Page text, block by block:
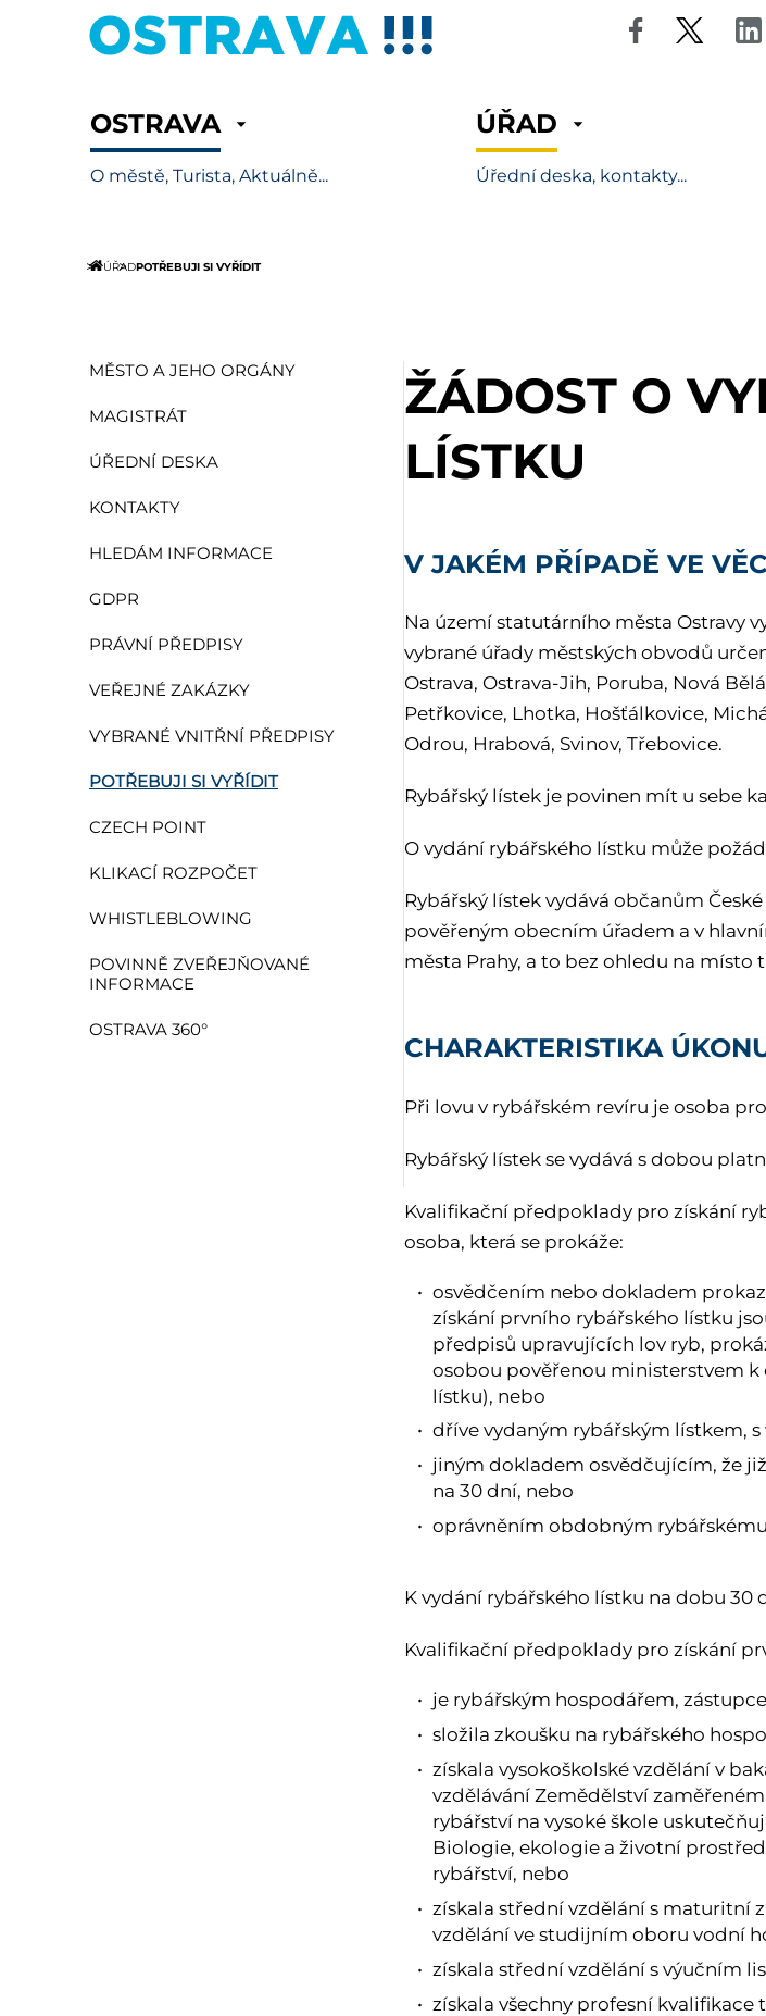
OSTRAVA
O městě, Turista, Aktuálně...
ÚŘAD
Úřední deska, kontakty...
ÚŘADPOTŘEBUJI SI VYŘÍDIT
MĚSTO A JEHO ORGÁNY
MAGISTRÁT
ÚŘEDNÍ DESKA
KONTAKTY
HLEDÁM INFORMACE
GDPR
PRÁVNÍ PŘEDPISY
VEŘEJNÉ ZAKÁZKY
VYBRANÉ VNITŘNÍ PŘEDPISY
POTŘEBUJI SI VYŘÍDIT
CZECH POINT
KLIKACÍ ROZPOČET
WHISTLEBLOWING
POVINNĚ ZVEŘEJŇOVANÉ
INFORMACE
OSTRAVA 360°
ŽÁDOST O
LÍSTKU
V JAKÉM PŘÍPADĚ VE
Na území statutárního města Ostravy
vybrané úřady městských obvodů
Ostrava, Ostrava-Jih, Poruba, Nová
Petřkovice, Lhotka, Hošťálkovice,
Odrou, Hrabová, Svinov, Třebovice.
Rybářský lístek je povinen mít u sebe
O vydání rybářského lístku může
Rybářský lístek vydává občanům
pověřeným obecním úřadem a v
města Prahy, a to bez ohledu na místo
CHARAKTERISTIKA
Při lovu v rybářském revíru je osoba
Rybářský lístek se vydává s dobou
Kvalifikační předpoklady pro získání
osoba, která se prokáže:
osvědčením nebo dokladem
získání prvního rybářského lístku
předpisů upravujících lov ryb,
osobou pověřenou ministerstvem
lístku), nebo
dříve vydaným rybářským lístkem,
jiným dokladem osvědčujícím, že
na 30 dní, nebo
oprávněním obdobným
K vydání rybářského lístku na dobu
Kvalifikační předpoklady pro získání
je rybářským hospodářem,
složila zkoušku na rybářského
získala vysokoškolské vzdělání v
vzdělávání Zemědělství
rybářství na vysoké škole
Biologie, ekologie a životní
rybářství, nebo
získala střední vzdělání s maturitní
vzdělání ve studijním oboru vodní
získala střední vzdělání s výučním
získala všechny profesní